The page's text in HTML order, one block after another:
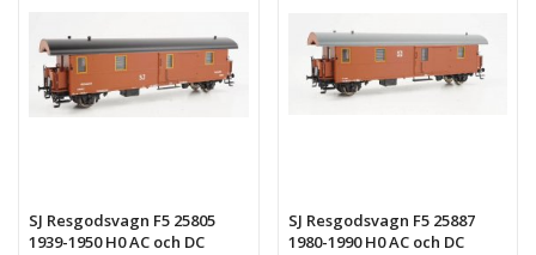
SJ Resgodsvagn F5 25805
1939-1950 H0 AC och DC
SJ Resgodsvagn F5 25887
1980-1990 H0 AC och DC